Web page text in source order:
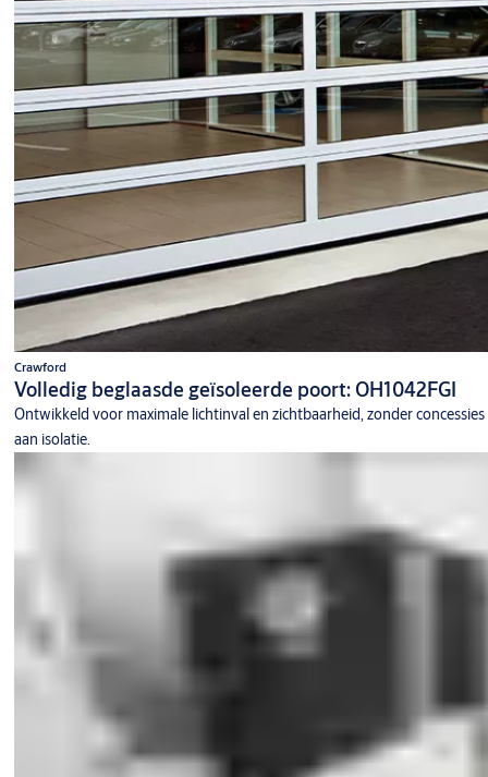
Crawford
Volledig beglaasde geïsoleerde poort: OH1042FGI
Ontwikkeld voor maximale lichtinval en zichtbaarheid, zonder concessies
aan isolatie.